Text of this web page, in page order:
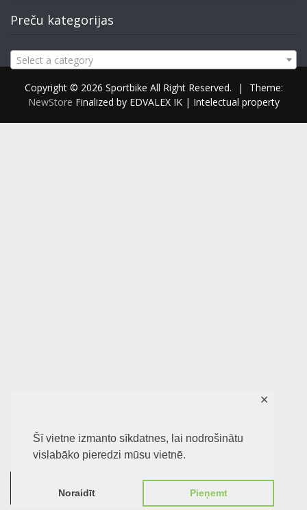
Šī vietne izmanto sīkdatnes, lai nodrošinātu
vislabāko pieredzi mūsu vietnē.
Noraidīt Pieņemt
✕
Preču kategorijas
Select a category
Copyright © 2026 Sportbike All Right Reserved. |
Theme:
NewStore Finalized by EDVALEX IK | Intelectual property